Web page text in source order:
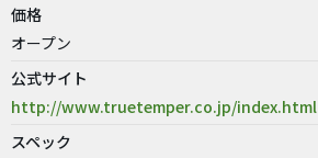
価格
オープン
公式サイト
http://www.truetemper.co.jp/index.html
スペック